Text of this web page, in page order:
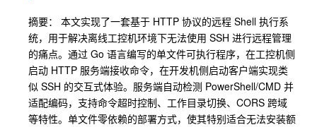
摘要： 本文实现了一套基于 HTTP 协议的远程 Shell 执行系
统，用于解决离线工控机环境下无法使用 SSH 进行远程管理
的痛点。通过 Go 语言编写的单文件可执行程序，在工控机侧
启动 HTTP 服务端接收命令，在开发机侧启动客户端实现类
似 SSH 的交互式体验。服务端自动检测 PowerShell/CMD 并
适配编码，支持命令超时控制、工作目录切换、CORS 跨域
等特性。单文件零依赖的部署方式，使其特别适合无法安装额